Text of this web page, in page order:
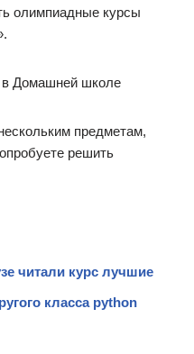
олимпиадные курсы
в Домашней школе
предметам,
решить
читали курс лучшие
класса python